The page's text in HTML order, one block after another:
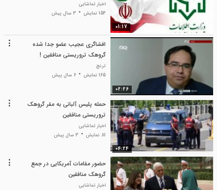
01:17
اخبار تماشایی
154 نمایش
3 سال پیش
02:26
افشاگری عجیب عضو جدا شده
گروهک تروریستی منافقین !
ترنج
165 نمایش
6 سال پیش
04:24
حمله پلیس آلبانی به مقر گروهک
تروریستی منافقین
اخبار تماشایی
81 نمایش
3 سال پیش
حضور مقامات آمریکایی در جمع
گروهک منافقین
اخبار تماشایی